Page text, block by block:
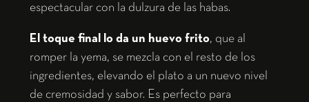
espectacular con la dulzura de las habas.
El toque final lo da un huevo frito, que al
romper la yema, se mezcla con el resto de los
ingredientes, elevando el plato a un nuevo nivel
de cremosidad y sabor. Es perfecto para